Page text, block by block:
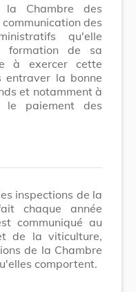
Chambre des
des
qu'elle
formation de sa
à exercer cette
la bonne
et notamment à
paiement des
inspections de la
chaque année
communiqué au
de la viticulture,
de la Chambre
comportent.